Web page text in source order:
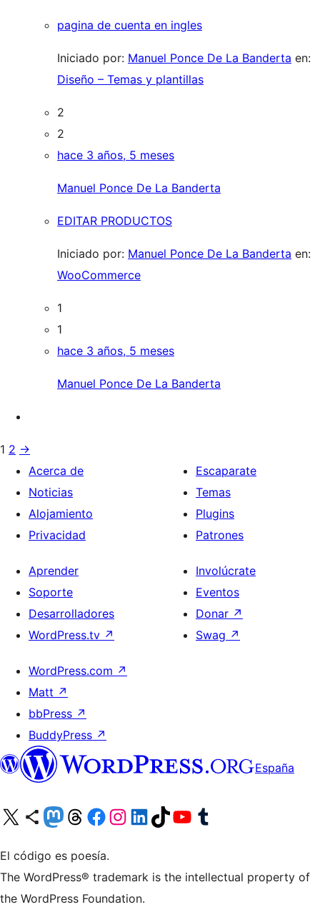
pagina de cuenta en ingles
Iniciado por: Manuel Ponce De La Banderta en:
Diseño – Temas y plantillas
2
2
hace 3 años, 5 meses
Manuel Ponce De La Banderta
EDITAR PRODUCTOS
Iniciado por: Manuel Ponce De La Banderta en:
WooCommerce
1
1
hace 3 años, 5 meses
Manuel Ponce De La Banderta
1 2 →
Acerca de
Noticias
Alojamiento
Privacidad
Escaparate
Temas
Plugins
Patrones
Aprender
Soporte
Desarrolladores
WordPress.tv ↗
Involúcrate
Eventos
Donar ↗
Swag ↗
WordPress.com ↗
Matt ↗
bbPress ↗
BuddyPress ↗
España
Visita nuestra cuenta de X (anteriormente Twitter)
Visita nuestra cuenta de Bluesky
Visita nuestra cuenta de Mastodon
Visita nuestra cuenta de Threads
Visita nuestra página de Facebook
Visita nuestra cuenta de Instagram
Visita nuestra cuenta de LinkedIn
Visita nuestra cuenta de TikTok
Visita nuestro canal de YouTube
Visita nuestra cuenta de Tumblr
El código es poesía.
The WordPress® trademark is the intellectual property of
the WordPress Foundation.